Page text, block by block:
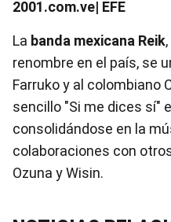
2001.com.ve| EFE
La banda mexicana Reik
renombre en el país, se
Farruko y al colombiano
sencillo "Si me dices sí"
consolidándose en la
colaboraciones con
Ozuna y Wisin.